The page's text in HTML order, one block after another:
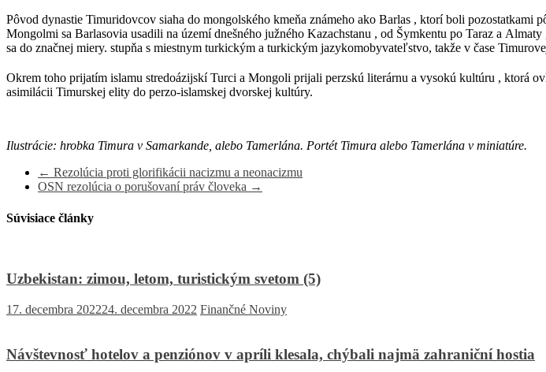
Pôvod dynastie Timuridovcov siaha do mongolského kmeňa známeho ako Barlas , ktorí boli
Mongolmi sa Barlasovia usadili na území dnešného južného Kazachstanu , od Šymkentu po Taraz a
sa do značnej miery. stupňa s miestnym turkickým a turkickým jazykomobyvateľstvo, takže v čase
Okrem toho prijatím islamu stredoázijskí Turci a Mongoli prijali perzskú literárnu a vysokú kultúru , ktorá
asimilácii Timurskej elity do perzo-islamskej dvorskej kultúry.
Ilustrácie: hrobka Timura v Samarkande, alebo Tamerlána. Portét Timura alebo Tamerlána v miniatúre.
← Rezolúcia proti glorifikácii nacizmu a neonacizmu
OSN rezolúcia o porušovaní práv človeka →
Súvisiace články
Uzbekistan: zimou, letom, turistickým svetom (5)
17. decembra 202224. decembra 2022 Finančné Noviny
Návštevnosť hotelov a penziónov v apríli klesala, chýbali najmä zahraniční hostia